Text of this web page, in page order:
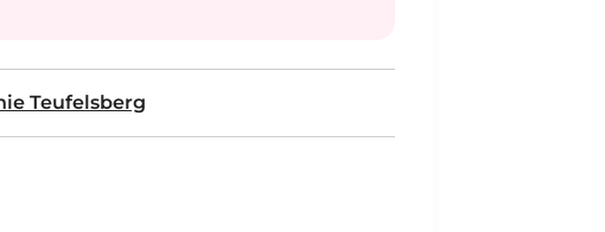
Teufelsberg